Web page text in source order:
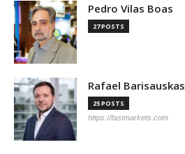
Pedro Vilas Boas
27 POSTS
Rafael Barisauskas
25 POSTS
https://fastmarkets.com